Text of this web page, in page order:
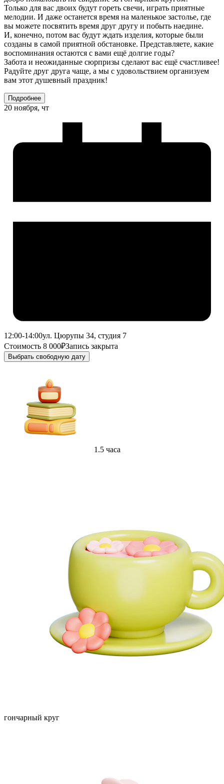
Только для вас двоих будут гореть свечи, играть приятные
мелодии. И даже останется время на маленькое застолье, где
вы можете посвятить время друг другу и побыть наедине.
И, конечно, потом вас будут ждать изделия, которые были
созданы в самой приятной обстановке. Представляете, какие
воспоминания остаются с вами ещё долгие годы?
Забота и неожиданные сюрпризы сделают вас ещё счастливее!
Радуйте друг друга чаще, а мы с удовольствием организуем
вам этот душевный праздник!
Подробнее
20 ноября, чт
12:00-14:00ул. Цюрупы 34, студия 7
Стоимость 8 000₽Запись закрыта
Выбрать свободную дату
1.5 часа
гончарный круг